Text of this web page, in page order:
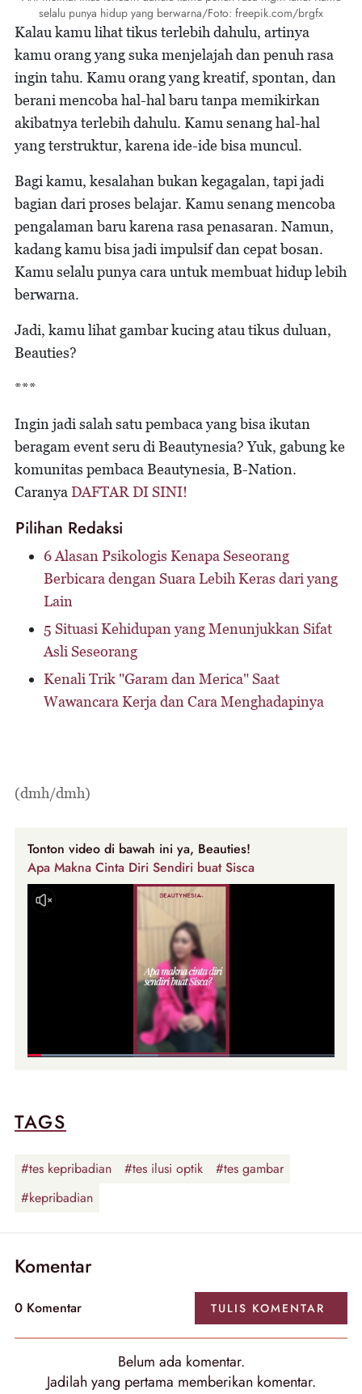
selalu punya hidup yang berwarna/Foto: freepik.com/brgfx
Kalau kamu lihat tikus terlebih dahulu, artinya
kamu orang yang suka menjelajah dan penuh rasa
ingin tahu. Kamu orang yang kreatif, spontan, dan
berani mencoba hal-hal baru tanpa memikirkan
akibatnya terlebih dahulu. Kamu senang hal-hal
yang terstruktur, karena ide-ide bisa muncul.
Bagi kamu, kesalahan bukan kegagalan, tapi jadi
bagian dari proses belajar. Kamu senang mencoba
pengalaman baru karena rasa penasaran. Namun,
kadang kamu bisa jadi impulsif dan cepat bosan.
Kamu selalu punya cara untuk membuat hidup lebih
berwarna.
Jadi, kamu lihat gambar kucing atau tikus duluan,
Beauties?
***
Ingin jadi salah satu pembaca yang bisa ikutan
beragam event seru di Beautynesia? Yuk, gabung ke
komunitas pembaca Beautynesia, B-Nation.
CaranyaDAFTAR DI SINI!
Pilihan Redaksi
6 Alasan Psikologis Kenapa Seseorang
Berbicara dengan Suara Lebih Keras dari yang
Lain
5 Situasi Kehidupan yang Menunjukkan Sifat
Asli Seseorang
Kenali Trik "Garam dan Merica" Saat
Wawancara Kerja dan Cara Menghadapinya
(dmh/dmh)
Tonton video di bawah ini ya, Beauties!
Apa Makna Cinta Diri Sendiri buat Sisca
TAGS
#tes kepribadian #tes ilusi optik
#tes gambar
#kepribadian
Komentar
0 Komentar TULIS KOMENTAR
Belum ada komentar.
Jadilah yang pertama memberikan komentar.